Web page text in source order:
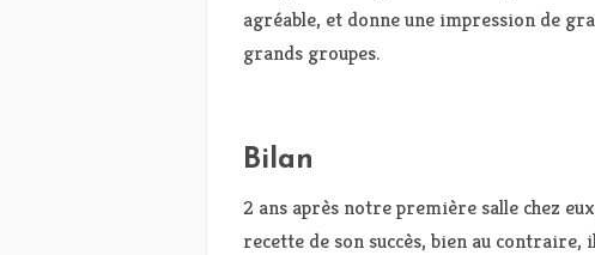
agréable, et donne une impression de
grands groupes.
Bilan
2 ans après notre première salle chez
recette de son succès, bien au contraire,